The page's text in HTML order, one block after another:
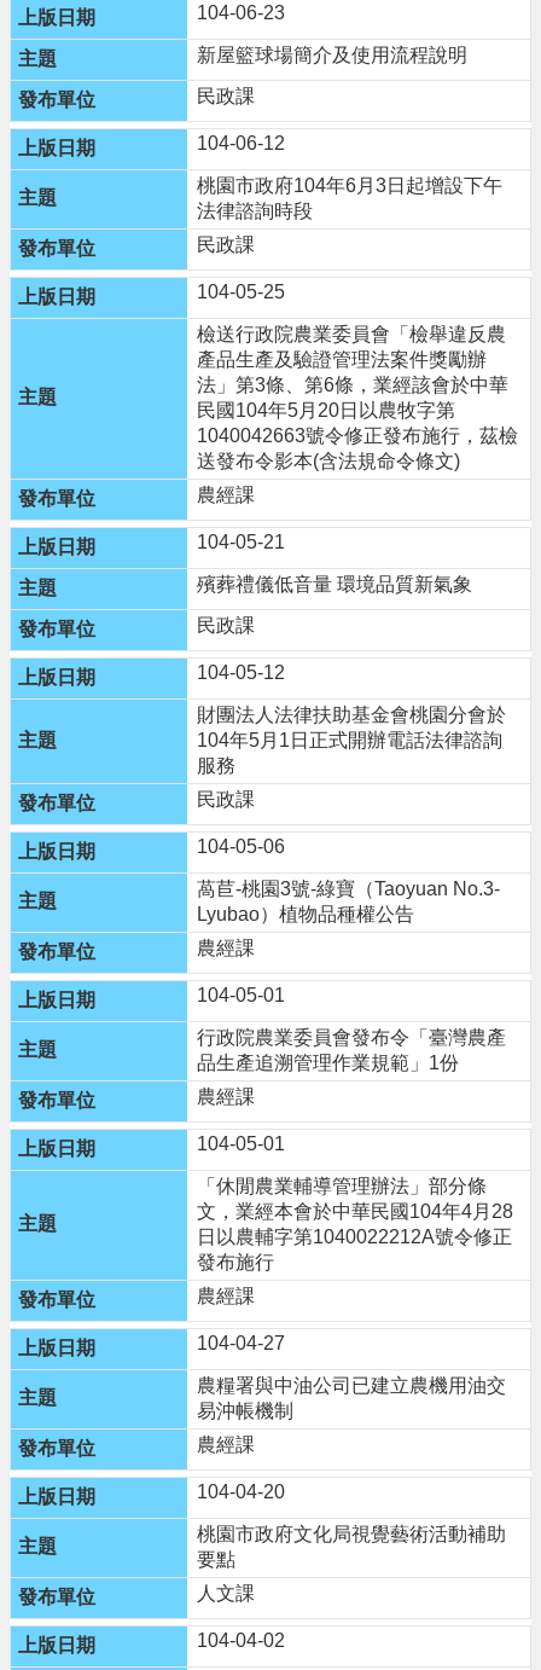
網
站
導
覽
市
政
信
箱
常
見
問
桃
府
隱
私
權
政
策
政
網
資
料
開
放
宣
網
站
安
全
策
104-06-23
新屋籃球場簡介及使用流程說明
民政課
104-06-12
桃園市政府104年6月3日起增設下午
法律諮詢時段
民政課
104-05-25
檢送行政院農業委員會「檢舉違反農
產品生產及驗證管理法案件獎勵辦
法」第3條、第6條，業經該會於中華
民國104年5月20日以農牧字第
1040042663號令修正發布施行，茲檢
送發布令影本(含法規命令條文)
農經課
104-05-21
殯葬禮儀低音量 環境品質新氣象
民政課
104-05-12
財團法人法律扶助基金會桃園分會於
104年5月1日正式開辦電話法律諮詢
服務
民政課
104-05-06
萵苣-桃園3號-綠寶（Taoyuan No.3-
Lyubao）植物品種權公告
農經課
104-05-01
行政院農業委員會發布令「臺灣農產
品生產追溯管理作業規範」1份
農經課
104-05-01
「休閒農業輔導管理辦法」部分條
文，業經本會於中華民國104年4月28
日以農輔字第1040022212A號令修正
發布施行
農經課
104-04-27
農糧署與中油公司已建立農機用油交
易沖帳機制
農經課
104-04-20
桃園市政府文化局視覺藝術活動補助
要點
人文課
104-04-02